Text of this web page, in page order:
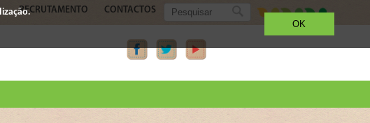
OK
RECRUTAMENTO CONTACTOS